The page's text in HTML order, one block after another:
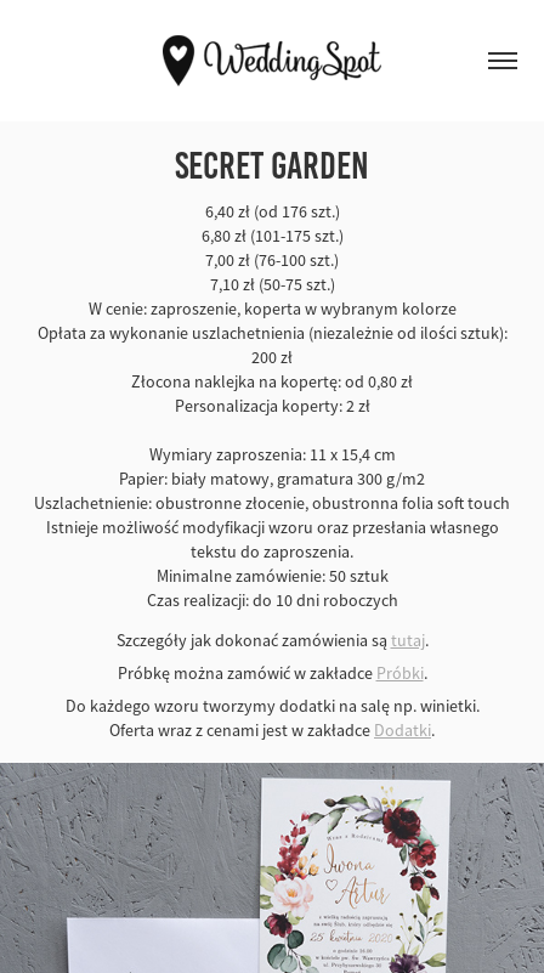
Secret Garden
6,40 zł (od 176 szt.)
6,80 zł (101-175 szt.)
7,00 zł (76-100 szt.)
7,10 zł (50-75 szt.)
W cenie: zaproszenie, koperta w wybranym kolorze
Opłata za wykonanie uszlachetnienia (niezależnie od ilości sztuk):
200 zł
Złocona naklejka na kopertę: od 0,80 zł
Personalizacja koperty: 2 zł
Wymiary zaproszenia: 11 x 15,4 cm
Papier: biały matowy, gramatura 300 g/m2
Uszlachetnienie: obustronne złocenie, obustronna folia soft touch
Istnieje możliwość modyfikacji wzoru oraz przesłania własnego
tekstu do zaproszenia.
Minimalne zamówienie: 50 sztuk
Czas realizacji: do 10 dni roboczych
Szczegóły jak dokonać zamówienia są tutaj.
Próbkę można zamówić w zakładce Próbki.
Do każdego wzoru tworzymy dodatki na salę np. winietki.
Oferta wraz z cenami jest w zakładce Dodatki.